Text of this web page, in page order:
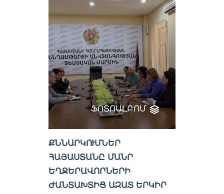
ՖՈՏՈԱԼԲՈՄ
ՔՆՆԱՐԿՈՒՄՆԵՐ
ՀԱՅԱՍՏԱՆԸ ՄԱՆՐ
ԵՂՋԵՐԱՎՈՐՆԵՐԻ
ԺԱՆՏԱԽՏԻՑ ԱԶԱՏ ԵՐԿԻՐ